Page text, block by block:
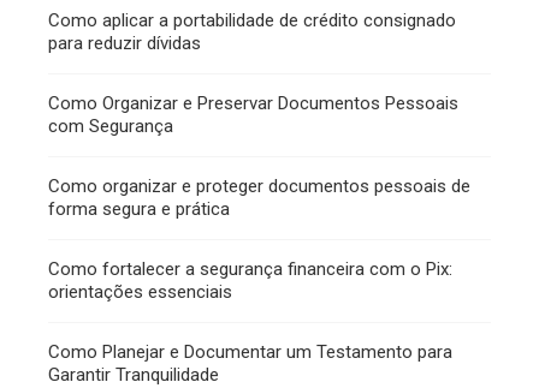
Como aplicar a portabilidade de crédito consignado
para reduzir dívidas
Como Organizar e Preservar Documentos Pessoais
com Segurança
Como organizar e proteger documentos pessoais de
forma segura e prática
Como fortalecer a segurança financeira com o Pix:
orientações essenciais
Como Planejar e Documentar um Testamento para
Garantir Tranquilidade